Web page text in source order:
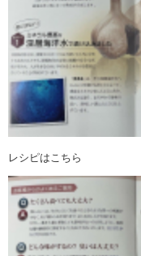
レシピはこちら